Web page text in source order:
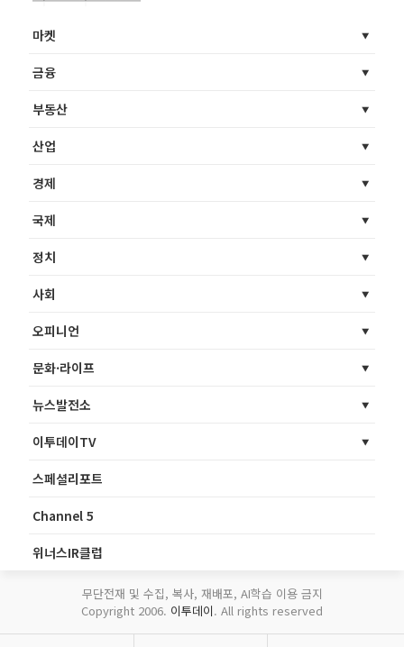
마켓
금융
부동산
산업
경제
국제
정치
사회
오피니언
문화·라이프
뉴스발전소
이투데이TV
스페셜리포트
Channel 5
위너스IR클럽
무단전재 및 수집, 복사, 재배포, AI학습 이용 금지
Copyright 2006. 이투데이. All rights reserved